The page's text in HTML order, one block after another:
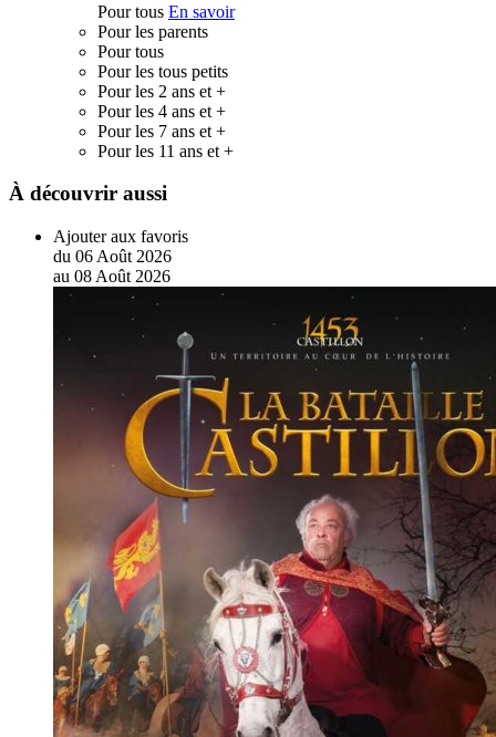
Pour tous En savoir
Pour les parents
Pour tous
Pour les tous petits
Pour les 2 ans et +
Pour les 4 ans et +
Pour les 7 ans et +
Pour les 11 ans et +
À découvrir aussi
Ajouter aux favoris
du 06 Août 2026
au 08 Août 2026